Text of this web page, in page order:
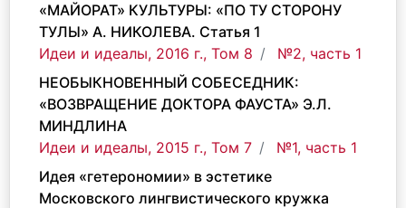
«МАЙОРАТ» КУЛЬТУРЫ: «ПО ТУ СТОРОНУ
ТУЛЫ» А. НИКОЛЕВА. Статья 1
Идеи и идеалы, 2016 г., Том 8
№2, часть 1
НЕОБЫКНОВЕННЫЙ СОБЕСЕДНИК:
«ВОЗВРАЩЕНИЕ ДОКТОРА ФАУСТА» Э.Л.
МИНДЛИНА
Идеи и идеалы, 2015 г., Том 7
№1, часть 1
Идея «гeтерономии» в эстетике
Московского лингвистического кружка